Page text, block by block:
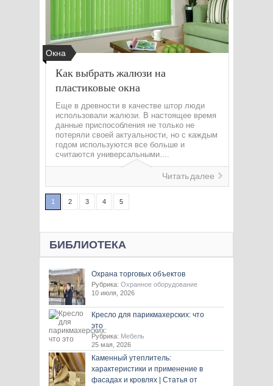
Окна
Как выбрать жалюзи на
пластиковые окна
Еще в древности в качестве штор люди
использовали жалюзи. В настоящее время
данные приспособления не только не
потеряли своей актуальности, но с каждым
годом используются все больше и
считаются универсальными....
Читать далее
1 2 3 4 5
БИБЛИОТЕКА
Охрана торговых объектов
Рубрика: Охранное оборудование
10 июля, 2026
Кресло для парикмахерских: что
это
Рубрика: Мебель
25 мая, 2026
Каменный утеплитель:
характеристики и применение в
фасадах и кровлях | Статья от